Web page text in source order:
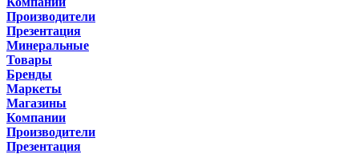
Производители
Презентация
Минеральные
Товары
Бренды
Маркеты
Магазины
Компании
Производители
Презентация